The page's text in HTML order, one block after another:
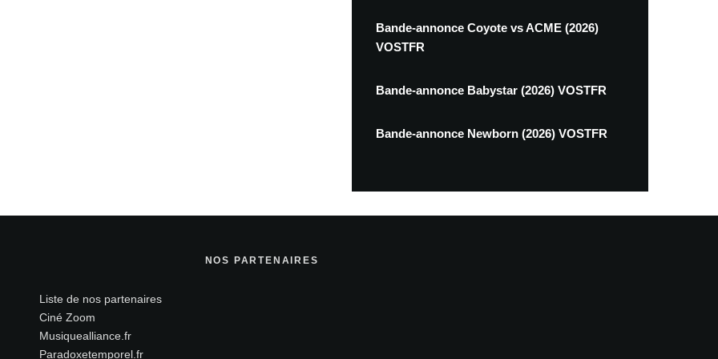
Bande-annonce Coyote vs ACME (2026)
VOSTFR
Bande-annonce Babystar (2026) VOSTFR
Bande-annonce Newborn (2026) VOSTFR
NOS PARTENAIRES
Liste de nos partenaires
Ciné Zoom
Musiquealliance.fr
Paradoxetemporel.fr